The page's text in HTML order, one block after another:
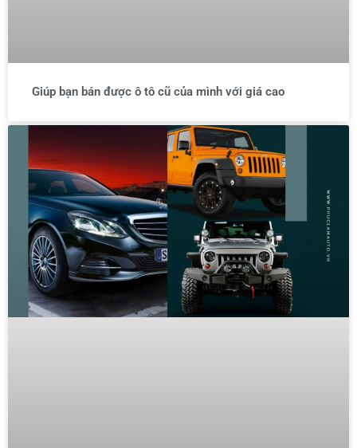
Giúp bạn bán được ô tô cũ của mình với giá cao